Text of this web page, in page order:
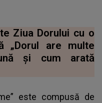
Ziua Dorului cu o
„Dorul are multe
și cum arată
este compusă de